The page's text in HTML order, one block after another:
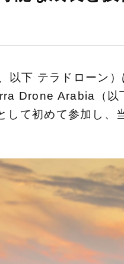
下 テラドローン
Drone Arabia（以
て初めて参加し、